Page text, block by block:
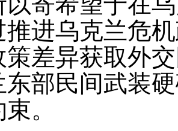
推进乌克兰危
策差异获取外
东部民间武装
。